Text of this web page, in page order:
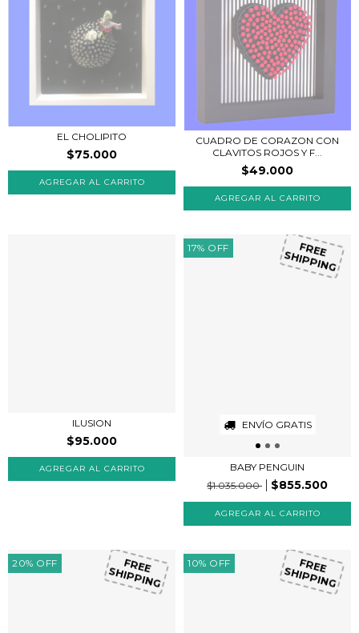
EL CHOLIPITO
$75.000
CUADRO DE CORAZON CON
CLAVITOS ROJOS Y F...
$49.000
AGREGAR AL CARRITO
ILUSION
$95.000
17% OFF
ENVÍO GRATIS
FREE
SHIPPING
BABY PENGUIN
$1.035.000
$855.500
20% OFF FREE
SHIPPING
10% OFF FREE
SHIPPING